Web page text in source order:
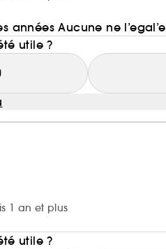
années Aucune ne l’egal’e
utile ?
1 an et plus
utile ?